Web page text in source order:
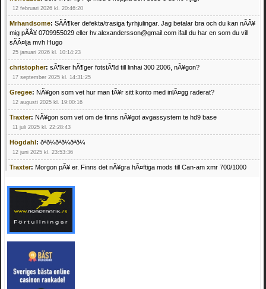
12 februari 2026 kl. 20:46:20
Mrhandsome: SÃÂ¶ker defekta/trasiga fyrhjulingar. Jag betalar bra och du kan nÃÂ¥
mig pÃÂ¥ 0709955029 eller hv.alexandersson@gmail.com ifall du har en som du vill
sÃÂ¤lja mvh Hugo
25 januari 2026 kl. 10:14:23
christopher: sÃ¶ker hÃ¶ger fotstÃ¶d till linhai 300 2006, nÃ¥gon?
17 september 2025 kl. 14:31:25
Gregee: NÃ¥gon som vet hur man fÃ¥r sitt konto med inlÃ¤gg raderat?
12 augusti 2025 kl. 19:00:16
Traxter: NÃ¥gon som vet om de finns nÃ¥got avgassystem te hd9 base
11 juli 2025 kl. 22:28:43
Högdahl: ðªð¼ðªð¼ðªð¼
12 juni 2025 kl. 23:53:36
Traxter: Morgon pÃ¥ er. Finns det nÃ¥gra hÃ¤ftiga mods till Can-am xmr 700/1000
Mrhandsome:SÃ¶ker defekta/trasiga fyrhjulingar. Jag betalar bra och du kan nÃ¥ mig
pÃ¥ 0709955029 eller hv.alexandersson@gmail.com ifall du har en som du vill sÃ¤lja
mvh Hugo
21 februari 2025 kl. 09:25:52
Oscar5:NÃ¥gon som vet vad man kan begÃ¤ra fÃ¶r en Honda TRX 350 FE 2005
4 februari 2025 kl. 19:20:50
Oscar5:44
4 februari 2025 kl. 19:15:36